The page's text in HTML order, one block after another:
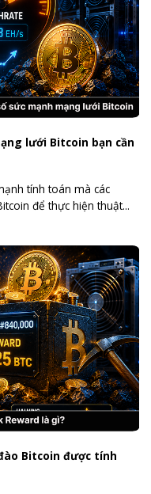
lưới Bitcoin bạn cần
tính toán mà các
để thực hiện thuật...
Bitcoin được tính